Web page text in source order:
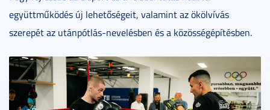
együttműködés új lehetőségeit, valamint az ökölvívás
szerepét az utánpótlás-nevelésben és a közösségépítésben.